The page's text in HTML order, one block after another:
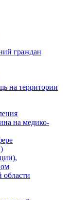
граждан
на территории
на медико-
области